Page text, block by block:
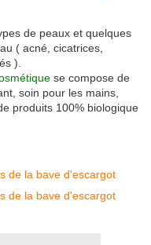
de peaux et quelques
( acné, cicatrices,
).
se compose de
soin pour les mains,
produits 100% biologique